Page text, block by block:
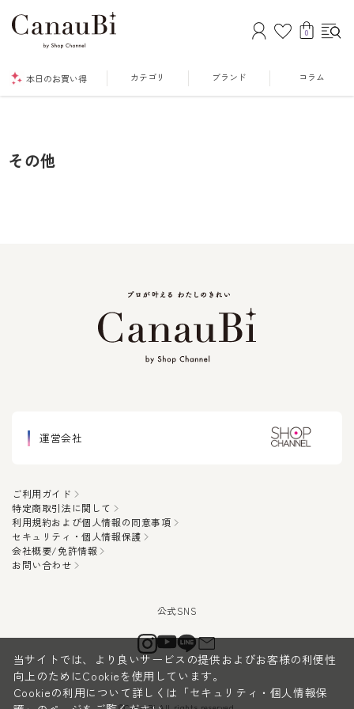
0
本日のお買い得 カテゴリ ブランド コラム
その他
運営会社
ご利用ガイド
特定商取引法に関して
利用規約および個人情報の同意事項
セキュリティ・個人情報保護
会社概要/免許情報
お問い合わせ
当サイトでは、より良いサービスの提供およびお客様の利便性
向上のためにCookieを使用しています。
Cookieの利用について詳しくは 「セキュリティ・個人情報保